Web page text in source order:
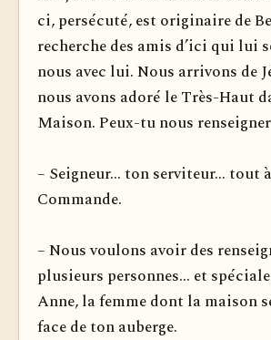
ci, persécuté, est originaire de
recherche des amis d’ici qui lui
nous avec lui. Nous arrivons de
nous avons adoré le Très-Haut
Maison. Peux-tu nous
– Seigneur... ton serviteur... tout
Commande.
– Nous voulons avoir des
plusieurs personnes... et
Anne, la femme dont la maison
face de ton auberge.